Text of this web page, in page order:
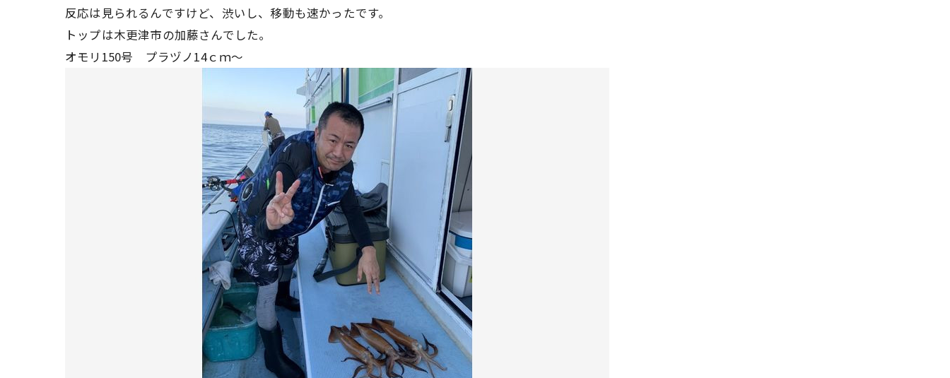
反応は見られるんですけど、渋いし、移動も速かったです。
トップは木更津市の加藤さんでした。
オモリ150号 プラヅノ14ｃｍ～